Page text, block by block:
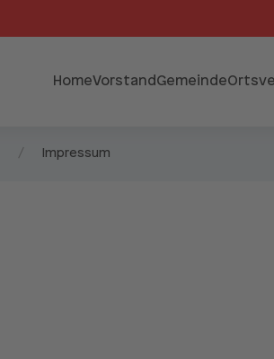
HomeVorstandGemeinde
Impressum